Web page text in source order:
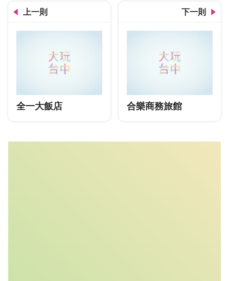
上一則
全一大飯店
下一則
合樂商務旅館